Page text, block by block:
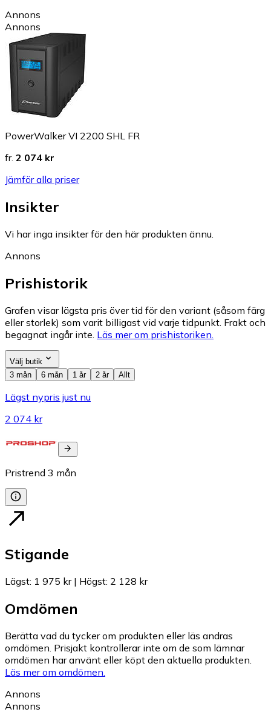
Annons
Annons
PowerWalker VI 2200 SHL FR
fr. 2 074 kr
Jämför alla priser
Insikter
Vi har inga insikter för den här produkten ännu.
Annons
Prishistorik
Grafen visar lägsta pris över tid för den variant (såsom färg
eller storlek) som varit billigast vid varje tidpunkt. Frakt och
begagnat ingår inte. Läs mer om prishistoriken.
Välj butik
3 mån
6 mån 1 år 2 år Allt
Lägst nypris just nu
2 074 kr
Pristrend 3 mån
Stigande
Lägst: 1 975 kr| Högst: 2 128 kr
Omdömen
Berätta vad du tycker om produkten eller läs andras
omdömen. Prisjakt kontrollerar inte om de som lämnar
omdömen har använt eller köpt den aktuella produkten.
Läs mer om omdömen.
Annons
Annons